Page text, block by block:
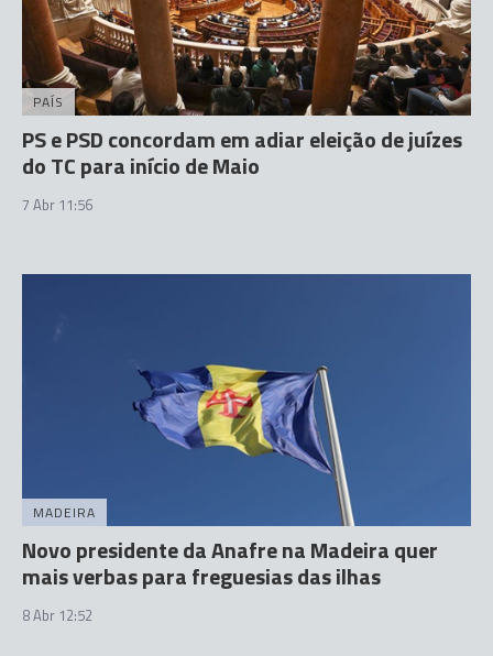
PAÍS
PS e PSD concordam em adiar eleição de juízes
do TC para início de Maio
7 Abr 11:56
MADEIRA
Novo presidente da Anafre na Madeira quer
mais verbas para freguesias das ilhas
8 Abr 12:52